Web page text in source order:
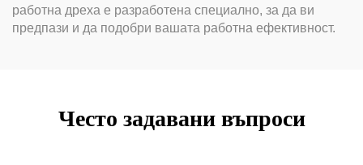
работна дреха е разработена специално, за да ви
предпази и да подобри вашата работна ефективност.
Често задавани въпроси